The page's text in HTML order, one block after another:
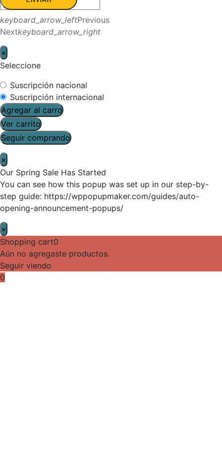
keyboard_arrow_leftPrevious
Nextkeyboard_arrow_right
×
Seleccione
Suscripción nacional
Suscripción internacional
Agregar al carro
Ver carrito
Seguir comprando
×
Our Spring Sale Has Started
You can see how this popup was set up in our step-by-
step guide: https://wppopupmaker.com/guides/auto-
opening-announcement-popups/
×
Shopping cart0
Aún no agregaste productos.
Seguir viendo
0